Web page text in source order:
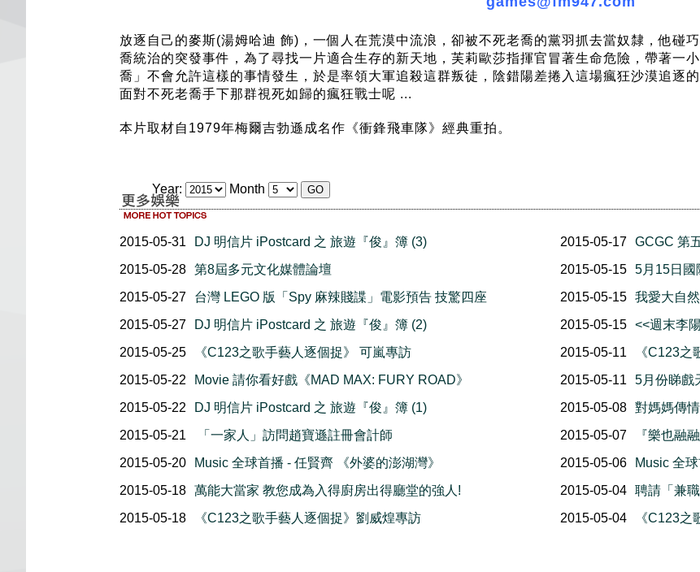
放逐自己的麥斯(湯姆哈迪 飾)，一個人在荒漠中流浪，卻被不死老喬的黨羽抓去當奴隸，他碰
喬統治的突發事件，為了尋找一片適合生存的新天地，芙莉歐莎指揮官冒著生命危險，帶著一
喬」不會允許這樣的事情發生，於是率領大軍追殺這群叛徒，陰錯陽差捲入這場瘋狂沙漠追逐
面對不死老喬手下那群視死如歸的瘋狂戰士呢 ...
本片取材自1979年梅爾吉勃遜成名作《衝鋒飛車隊》經典重拍。
Year: Month
2015-05-31
DJ 明信片 iPostcard 之 旅遊『俊』簿 (3)
2015-05-28 第8屆多元文化媒體論壇
2015-05-27
台灣 LEGO 版「Spy 麻辣賤諜」電影預告 技驚四座
2015-05-27
DJ 明信片 iPostcard 之 旅遊『俊』簿 (2)
2015-05-25
《C123之歌手藝人逐個捉》 可嵐專訪
2015-05-22
Movie 請你看好戲《MAD MAX: FURY ROAD》
2015-05-22
DJ 明信片 iPostcard 之 旅遊『俊』簿 (1)
2015-05-21
「一家人」訪問趙寶遜註冊會計師
2015-05-20
Music 全球首播 - 任賢齊 《外婆的澎湖灣》
2015-05-18 萬能大當家 教您成為入得廚房出得廳堂的強人!
2015-05-18
《C123之歌手藝人逐個捉》劉威煌專訪
2015-05-17
GCGC 第
2015-05-15
5月15日國
2015-05-15
我愛大自
2015-05-15
<<週末李
2015-05-11
《C123
2015-05-11
5月份睇戲
2015-05-08
對媽媽傳
2015-05-07
『樂也融
2015-05-06
Music 全
2015-05-04
聘請「兼
2015-05-04
《C123